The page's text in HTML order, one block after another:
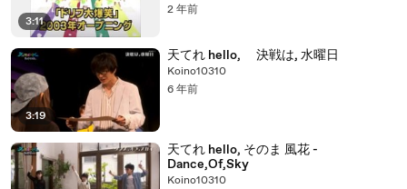
3:11
2 年前
3:19
天てれ hello, 決戦は, 水曜日
Koino10310
6 年前
天てれ hello, そのま 風花 -
Dance,Of,Sky
Koino10310